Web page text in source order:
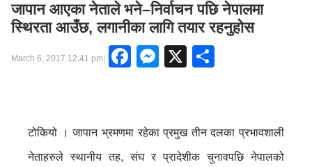
जापान आएका नेताले भने–निर्वाचन पछि नेपालमा
स्थिरता आउँछ, लगानीका लागि तयार रहनुहोस
March 6, 2017 12:41 pm| Facebook
Messenger
X
टोकियो । जापान भ्रमणमा रहेका प्रमुख तीन दलका प्रभावशाली
नेताहरुले स्थानीय तह, संघ र प्रादेशीक चुनावपछि नेपालको